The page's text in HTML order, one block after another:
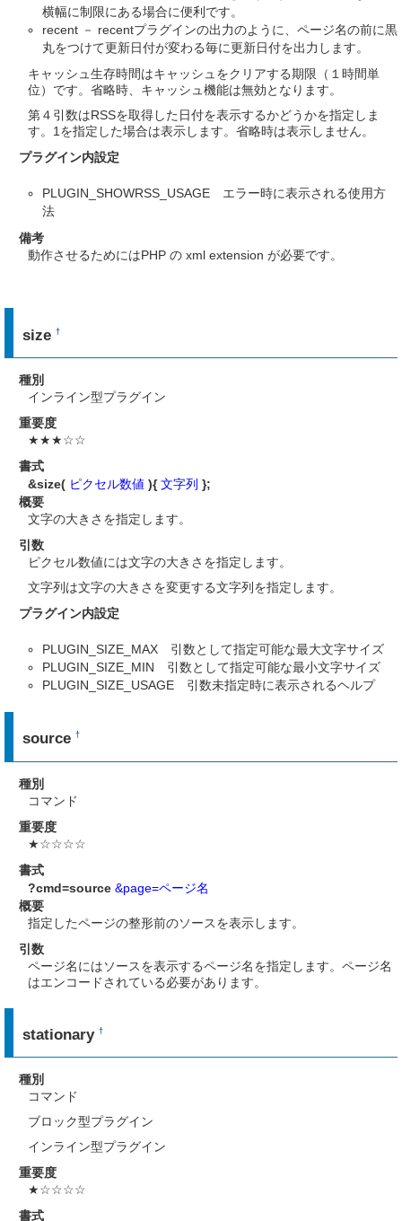
横幅に制限にある場合に便利です。
recent － recentプラグインの出力のように、ページ名の前に黒
丸をつけて更新日付が変わる毎に更新日付を出力します。
キャッシュ生存時間はキャッシュをクリアする期限（１時間単
位）です。省略時、キャッシュ機能は無効となります。
第４引数はRSSを取得した日付を表示するかどうかを指定しま
す。1を指定した場合は表示します。省略時は表示しません。
プラグイン内設定
PLUGIN_SHOWRSS_USAGE エラー時に表示される使用方
法
備考
動作させるためにはPHP の xml extension が必要です。
size†
種別
インライン型プラグイン
重要度
★★★☆☆
書式
&size( ピクセル数値 ){ 文字列 };
概要
文字の大きさを指定します。
引数
ピクセル数値には文字の大きさを指定します。
文字列は文字の大きさを変更する文字列を指定します。
プラグイン内設定
PLUGIN_SIZE_MAX 引数として指定可能な最大文字サイズ
PLUGIN_SIZE_MIN 引数として指定可能な最小文字サイズ
PLUGIN_SIZE_USAGE 引数未指定時に表示されるヘルプ
source†
種別
コマンド
重要度
★☆☆☆☆
書式
?cmd=source &page=ページ名
概要
指定したページの整形前のソースを表示します。
引数
ページ名にはソースを表示するページ名を指定します。ページ名
はエンコードされている必要があります。
stationary†
種別
コマンド
ブロック型プラグイン
インライン型プラグイン
重要度
★☆☆☆☆
書式